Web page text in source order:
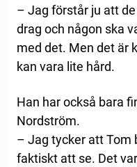
– Jag förstår ju att
drag och någon ska
med det. Men det är
kan vara lite hård.
Han har också bara
Nordström.
– Jag tycker att Tom
faktiskt att se. Det